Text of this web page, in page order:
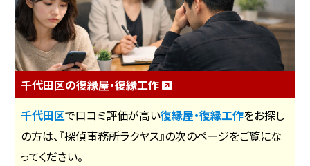
千代田区の復縁屋・復縁工作
千代田区で口コミ評価が高い復縁屋・復縁工作をお探し
の方は、『探偵事務所ラクヤス』の次のページをご覧にな
ってください。